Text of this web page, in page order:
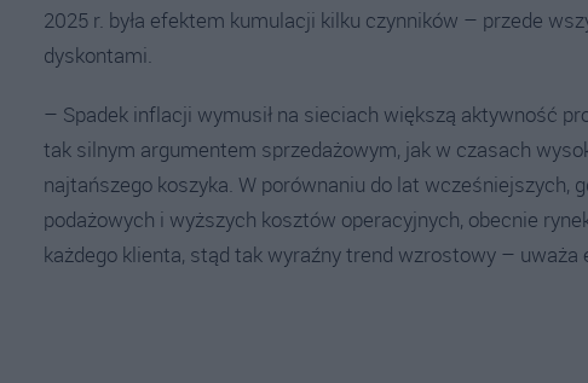
2025 r. była efektem kumulacji kilku czynników – przede
dyskontami.
– Spadek inflacji wymusił na sieciach większą aktywność
tak silnym argumentem sprzedażowym, jak w czasach
najtańszego koszyka. W porównaniu do lat wcześniejszych,
podażowych i wyższych kosztów operacyjnych, obecnie
każdego klienta, stąd tak wyraźny trend wzrostowy – uważa